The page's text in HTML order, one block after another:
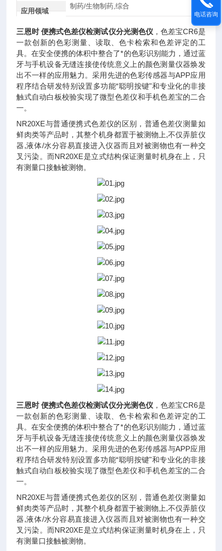
应用领域
制药/生物制药,综合
三恩时 便携式色差仪检测试仪分光测色仪 ，色差宝CR6是
一款创新的色彩测量、读取、色卡检索和色差评定的工
具。在安全便携的体积中整合了*的色彩识别能力，通过蓝
牙与手机设备无缝连接使传统意义上的颜色测量仪器焕发
出不一样的应用魅力。采用先进的色彩传感器与APP应用
程序结合研发特别设置多功能“聪明按键"和专业化的非接
触式自动白板校验实现了微型色差仪和手机色差宝的二合
一。
NR20XE与普通便携式色差仪的区别，普通色差仪测量如
鲜肉类等产品时，其整个机身都置于被测物上,不仅弄脏仪
器,液体/水分容易直接进入仪器而且对被测物也有一种交
叉污染。而NR20XE是立式结构保证测量时机身在上，只
有测量口接触被测物。
三恩时 便携式色差仪检测试仪分光测色仪 ，色差宝CR6是
一款创新的色彩测量、读取、色卡检索和色差评定的工
具。在安全便携的体积中整合了*的色彩识别能力，通过蓝
牙与手机设备无缝连接使传统意义上的颜色测量仪器焕发
出不一样的应用魅力。采用先进的色彩传感器与APP应用
程序结合研发特别设置多功能“聪明按键"和专业化的非接
触式自动白板校验实现了微型色差仪和手机色差宝的二合
一。
NR20XE与普通便携式色差仪的区别，普通色差仪测量如
鲜肉类等产品时，其整个机身都置于被测物上,不仅弄脏仪
器,液体/水分容易直接进入仪器而且对被测物也有一种交
叉污染。而NR20XE是立式结构保证测量时机身在上，只
有测量口接触被测物。
电话咨询